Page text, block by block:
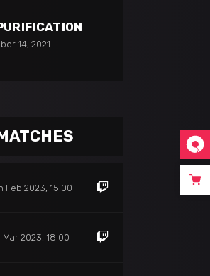
14, 2021
Feb 2023, 15:00
Mar 2023, 18:00